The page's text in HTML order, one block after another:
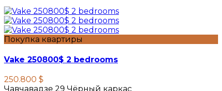
Покупка квартиры
Vake 250800$ 2 bedrooms
250.800 $
Чавчавадзе 29 Чёрный каркас